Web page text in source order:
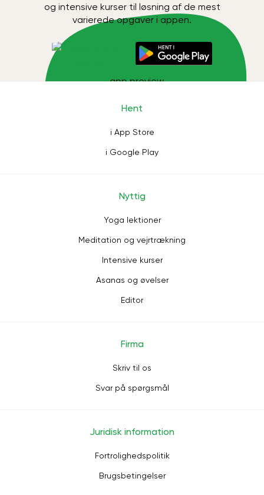
og intensive kurser til løsning af de mest
varierede opgaver i appen.
Hent
i App Store
i Google Play
Nyttig
Yoga lektioner
Meditation og vejrtrækning
Intensive kurser
Asanas og øvelser
Editor
Firma
Skriv til os
Svar på spørgsmål
Juridisk information
Fortrolighedspolitik
Brugsbetingelser